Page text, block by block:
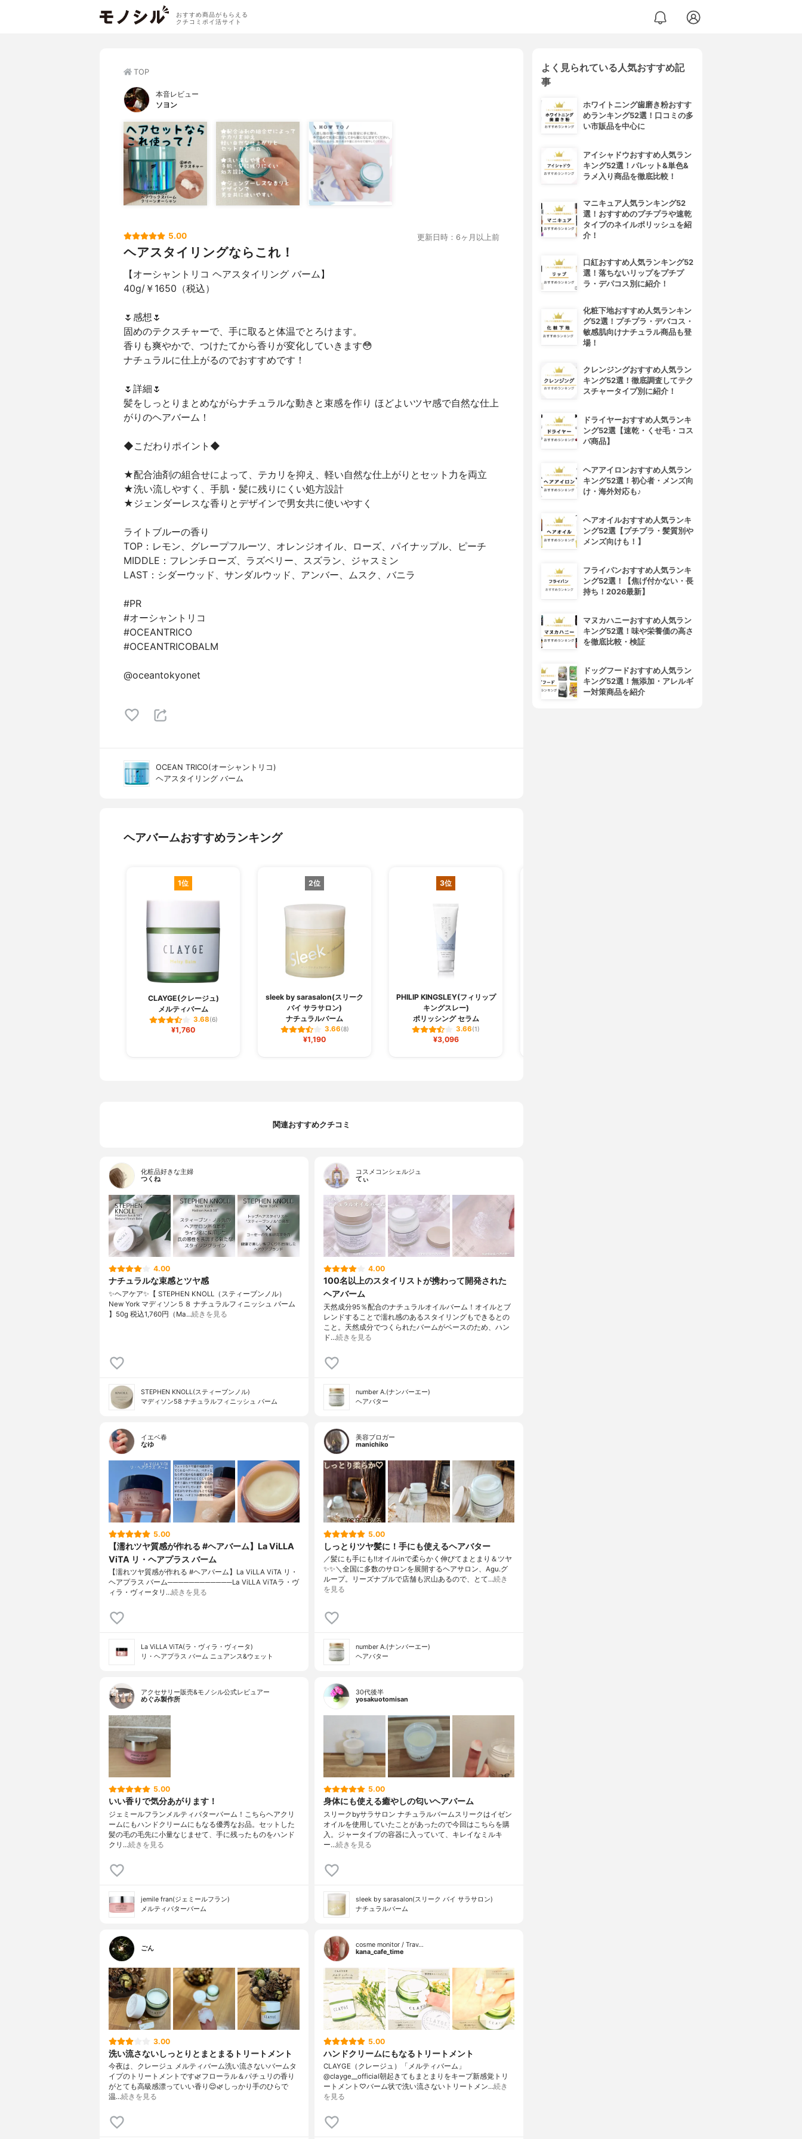
おすすめ商品がもらえる
クチコミポイ活サイト
TOP
本音レビュー
ソヨン
5.00 更新日時：6ヶ月以上前
ヘアスタイリングならこれ！
【オーシャントリコ ヘアスタイリング バーム】
40g/￥1650（税込）
🌷感想🌷
固めのテクスチャーで、手に取ると体温でとろけます。
香りも爽やかで、つけたてから香りが変化していきます😳
ナチュラルに仕上がるのでおすすめです！
🌷詳細🌷
髪をしっとりまとめながらナチュラルな動きと束感を作り ほどよいツヤ感で自然な仕上
がりのヘアバーム！
◆こだわりポイント◆
★配合油剤の組合せによって、テカリを抑え、軽い自然な仕上がりとセット力を両立
★洗い流しやすく、手肌・髪に残りにくい処方設計
★ジェンダーレスな香りとデザインで男女共に使いやすく
ライトブルーの香り
TOP：レモン、グレープフルーツ、オレンジオイル、ローズ、パイナップル、ピーチ
MIDDLE：フレンチローズ、ラズベリー、スズラン、ジャスミン
LAST：シダーウッド、サンダルウッド、アンバー、ムスク、バニラ
#PR
#オーシャントリコ
#OCEANTRICO
#OCEANTRICOBALM
@oceantokyonet
OCEAN TRICO(オーシャントリコ)
ヘアスタイリング バーム
ヘアバームおすすめランキング
1位
CLAYGE(クレージュ)
メルティバーム
3.68(6)
¥1,760
2位
sleek by sarasalon(スリーク
バイ サラサロン)
ナチュラルバーム
3.66(8)
¥1,190
3位
PHILIP KINGSLEY(フィリップ
キングスレー)
ポリッシング セラム
3.66(1)
¥3,096
関連おすすめクチコミ
化粧品好きな主婦
つくね
4.00
ナチュラルな束感とツヤ感
✨ヘアケア✨【 STEPHEN KNOLL（スティーブンノル）
New York マディソン５８ ナチュラルフィニッシュ バーム
】50g 税込1,760円（Ma…続きを見る
STEPHEN KNOLL(スティーブンノル)
マディソン58 ナチュラルフィニッシュ バーム
コスメコンシェルジュ
てぃ
4.00
100名以上のスタイリストが携わって開発された
ヘアバーム
天然成分95％配合のナチュラルオイルバーム！オイルとブ
レンドすることで濡れ感のあるスタイリングもできるとの
こと。天然成分でつくられたバームがベースのため、ハン
ド…続きを見る
number A.(ナンバーエー)
ヘアバター
イエベ春
なゆ
5.00
【濡れツヤ質感が作れる #ヘアバーム】La ViLLA
ViTA リ・ヘアプラス バーム
【濡れツヤ質感が作れる #ヘアバーム】La ViLLA ViTA リ・
ヘアプラス バーム────────────La ViLLA ViTAラ・ヴ
ィラ・ヴィータリ…続きを見る
La ViLLA ViTA(ラ・ヴィラ・ヴィータ)
リ・ヘアプラス バーム ニュアンス&ウェット
美容ブロガー
manichiko
5.00
しっとりツヤ髪に！手にも使えるヘアバター
／髪にも手にも‼︎オイルinで柔らかく伸びてまとまり＆ツヤ
✨✨＼全国に多数のサロンを展開するヘアサロン、Agu.グ
ループ。リーズナブルで店舗も沢山あるので、とて…続き
を見る
number A.(ナンバーエー)
ヘアバター
アクセサリー販売&モノシル公式レビュアー
めぐみ製作所
5.00
いい香りで気分あがります！
ジェミールフランメルティバターバーム！こちらヘアクリ
ームにもハンドクリームにもなる優秀なお品。セットした
髪の毛の毛先に小量なじませて、手に残ったものをハンド
クリ…続きを見る
jemile fran(ジェミールフラン)
メルティバターバーム
30代後半
yosakuotomisan
5.00
身体にも使える癒やしの匂いヘアバーム
スリークbyサラサロン ナチュラルバームスリークはイゼン
オイルを使用していたことがあったので今回はこちらを購
入。ジャータイプの容器に入っていて、キレイなミルキ
ー…続きを見る
sleek by sarasalon(スリーク バイ サラサロン)
ナチュラルバーム
ごん
3.00
洗い流さないしっとりとまとまるトリートメント
今夜は、クレージュ メルティバーム洗い流さないバームタ
イプのトリートメントです🌿フローラル＆パチュリの香り
がとても高級感漂っていい香り😌🌿しっかり手のひらで
温…続きを見る
cosme monitor / Trav…
kana_cafe_time
5.00
ハンドクリームにもなるトリートメント
CLAYGE（クレージュ）「メルティバーム」
@clayge__official朝起きてもまとまりをキープ新感覚トリ
ートメント♡バーム状で洗い流さないトリートメン…続き
を見る
よく見られている人気おすすめ記
事
ホワイトニング歯磨き粉おすす
めランキング52選！口コミの多
い市販品を中心に
アイシャドウおすすめ人気ラン
キング52選！パレット&単色&
ラメ入り商品を徹底比較！
マニキュア人気ランキング52
選！おすすめのプチプラや速乾
タイプのネイルポリッシュを紹
介！
口紅おすすめ人気ランキング52
選！落ちないリップをプチプ
ラ・デパコス別に紹介！
化粧下地おすすめ人気ランキン
グ52選！プチプラ・デパコス・
敏感肌向けナチュラル商品も登
場！
クレンジングおすすめ人気ラン
キング52選！徹底調査してテク
スチャータイプ別に紹介！
ドライヤーおすすめ人気ランキ
ング52選【速乾・くせ毛・コス
パ商品】
ヘアアイロンおすすめ人気ラン
キング52選！初心者・メンズ向
け・海外対応も♪
ヘアオイルおすすめ人気ランキ
ング52選【プチプラ・髪質別や
メンズ向けも！】
フライパンおすすめ人気ランキ
ング52選！【焦げ付かない・長
持ち！2026最新】
マヌカハニーおすすめ人気ラン
キング52選！味や栄養価の高さ
を徹底比較・検証
ドッグフードおすすめ人気ラン
キング52選！無添加・アレルギ
ー対策商品を紹介